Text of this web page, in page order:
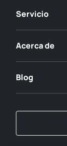
Servicio
Acerca de
Blog